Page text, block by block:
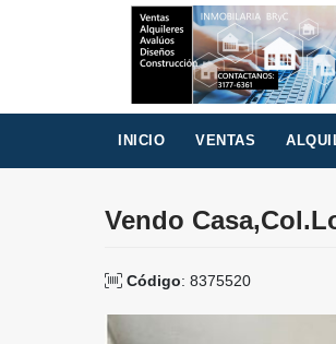
INICIO VENTAS
Vendo
Código: 8375520